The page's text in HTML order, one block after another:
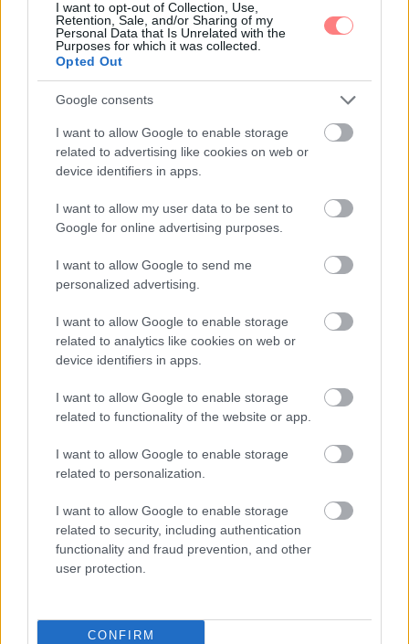
I want to opt-out of Collection, Use,
Retention, Sale, and/or Sharing of my
Personal Data that Is Unrelated with the
Purposes for which it was collected.
Opted Out
Google consents
I want to allow Google to enable storage
related to advertising like cookies on web or
device identifiers in apps.
I want to allow my user data to be sent to
Google for online advertising purposes.
I want to allow Google to send me
personalized advertising.
I want to allow Google to enable storage
related to analytics like cookies on web or
device identifiers in apps.
I want to allow Google to enable storage
related to functionality of the website or app.
I want to allow Google to enable storage
related to personalization.
I want to allow Google to enable storage
related to security, including authentication
functionality and fraud prevention, and other
user protection.
CONFIRM
és farmerral kombinálva is kellő hatást érhetünk el.
A bejegyzés megtekintése az Instagramon
OLGA LIBER (@olgali.ber) által megosztott bejegyzés